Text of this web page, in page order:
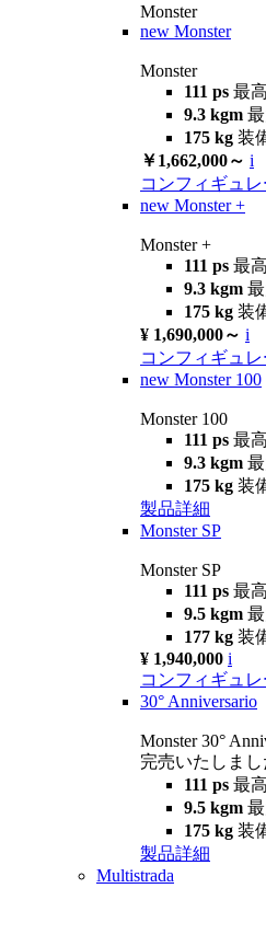
Monster
new Monster
Monster
111 ps 最
9.3 kgm
175 kg 装
￥1,662,000～ i
コンフィギュ
new Monster +
Monster +
111 ps 最
9.3 kgm
175 kg 装
¥ 1,690,000～ i
コンフィギュ
new Monster 100
Monster 100
111 ps 最
9.3 kgm
175 kg 装
製品詳細
Monster SP
Monster SP
111 ps 最
9.5 kgm
177 kg 装
¥ 1,940,000 i
コンフィギュ
30° Anniversario
Monster 30°
完売いたしまし
111 ps 最
9.5 kgm
175 kg 装
製品詳細
Multistrada